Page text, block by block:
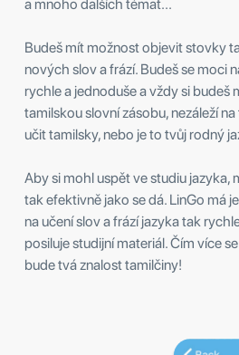
a mnoho dalších témat...
Budeš mít možnost objevit stovky
nových slov a frází. Budeš se moci
rychle a jednoduše a vždy si
tamilskou slovní zásobu, nezáleží
učit tamilsky, nebo je to tvůj rodný
Aby si mohl uspět ve studiu jazyka,
tak efektivně jako se dá. LinGo má
na učení slov a frází jazyka tak
posiluje studijní materiál. Čím více
bude tvá znalost tamilčiny!